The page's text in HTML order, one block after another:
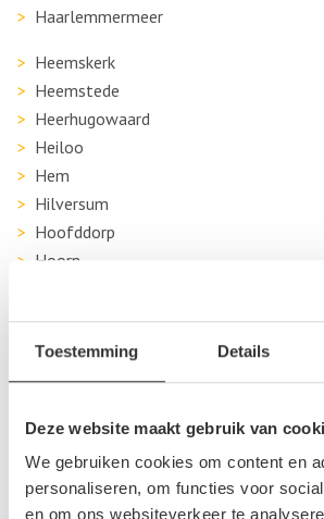
Toestemming Details
Deze website maakt gebruik van
We gebruiken cookies om content en
personaliseren, om functies voor
en om ons websiteverkeer te
Haarlemmermeer
Heemskerk
Heemstede
Heerhugowaard
Heiloo
Hem
Hilversum
Hoofddorp
Hoorn
Ijmuiden
Koggenland
Lijnden
Limmen
Medemblik
Middenbeemster